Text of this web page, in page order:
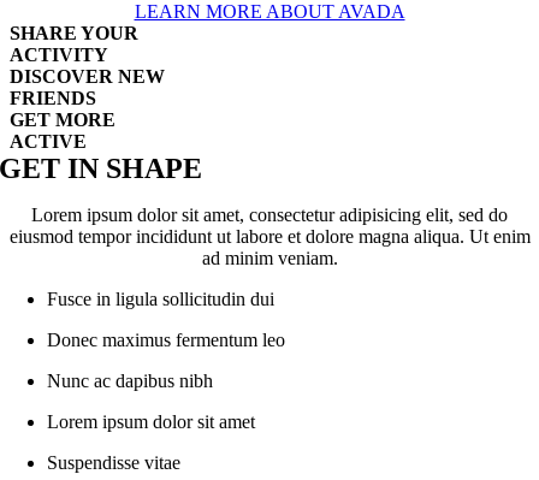
LEARN MORE ABOUT AVADA
SHARE YOUR
ACTIVITY
DISCOVER NEW
FRIENDS
GET MORE
ACTIVE
GET IN SHAPE
Lorem ipsum dolor sit amet, consectetur adipisicing elit, sed do
eiusmod tempor incididunt ut labore et dolore magna aliqua. Ut enim
ad minim veniam.
Fusce in ligula sollicitudin dui
Donec maximus fermentum leo
Nunc ac dapibus nibh
Lorem ipsum dolor sit amet
Suspendisse vitae